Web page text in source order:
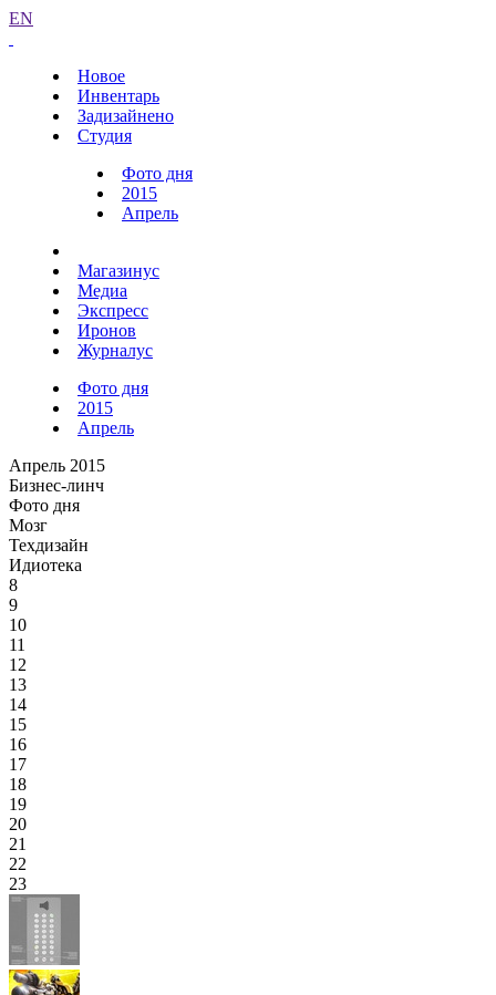
EN
Новое
Инвентарь
Задизайнено
Студия
Фото дня
2015
Апрель
Магазинус
Медиа
Экспресс
Иронов
Журналус
Фото дня
2015
Апрель
Апрель 2015
Бизнес-линч
Фото дня
Мозг
Техдизайн
Идиотека
8
9
10
11
12
13
14
15
16
17
18
19
20
21
22
23